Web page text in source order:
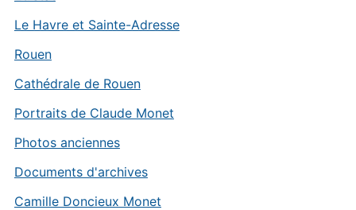
Le Havre et Sainte-Adresse
Rouen
Cathédrale de Rouen
Portraits de Claude Monet
Photos anciennes
Documents d'archives
Camille Doncieux Monet